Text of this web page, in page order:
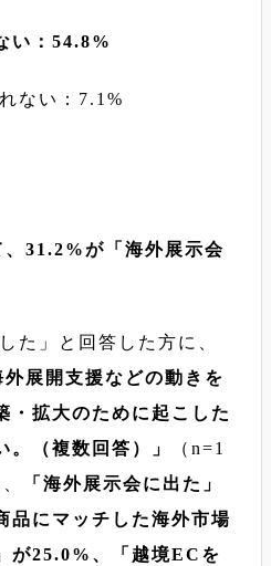
い：54.8%
ない：7.1%
31.2%が「海外展示会
た」と回答した方に、
外展開支援などの動きを
・拡大のために起こした
。（複数回答）」
（n=1
「海外展示会に出た」
品にマッチした海外市場
が25.0%、「越境ECを